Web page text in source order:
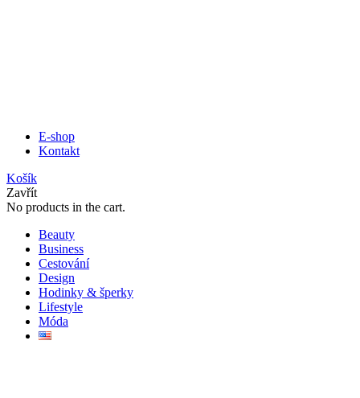
E-shop
Kontakt
Košík
Zavřít
No products in the cart.
Beauty
Business
Cestování
Design
Hodinky & šperky
Lifestyle
Móda